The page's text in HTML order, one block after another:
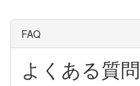
FAQ
よくある質